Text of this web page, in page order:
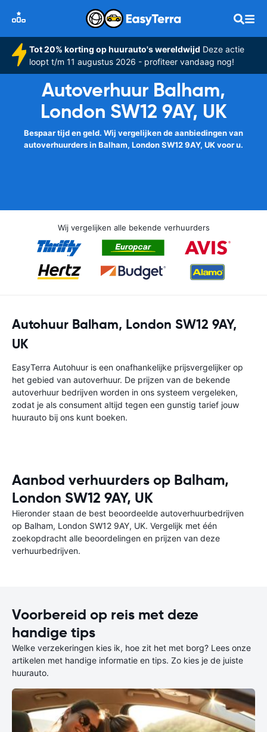
Tot 20% korting op huurauto's wereldwijd Deze actie
loopt t/m 11 augustus 2026 - profiteer vandaag nog!
Autoverhuur Balham,
London SW12 9AY, UK
Bespaar tijd en geld. Wij vergelijken de aanbiedingen van
autoverhuurders in Balham, London SW12 9AY, UK voor u.
Wij vergelijken alle bekende verhuurders
Autohuur Balham, London SW12 9AY,
UK
EasyTerra Autohuur is een onafhankelijke prijsvergelijker op
het gebied van autoverhuur. De prijzen van de bekende
autoverhuur bedrijven worden in ons systeem vergeleken,
zodat je als consument altijd tegen een gunstig tarief jouw
huurauto bij ons kunt boeken.
Aanbod verhuurders op Balham,
London SW12 9AY, UK
Hieronder staan de best beoordeelde autoverhuurbedrijven
op Balham, London SW12 9AY, UK. Vergelijk met één
zoekopdracht alle beoordelingen en prijzen van deze
verhuurbedrijven.
Voorbereid op reis met deze
handige tips
Welke verzekeringen kies ik, hoe zit het met borg? Lees onze
artikelen met handige informatie en tips. Zo kies je de juiste
huurauto.